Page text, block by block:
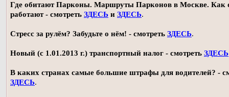
Где обитают Парконы. Маршруты Парконов в Москве. Как
работают - смотреть ЗДЕСЬ и ЗДЕСЬ.
Стресс за рулём? Забудьте о нём! - смотреть ЗДЕСЬ.
Новый (с 1.01.2013 г.) транспортный налог - смотреть ЗДЕСЬ
В каких странах самые большие штрафы для водителей? -
ЗДЕСЬ.